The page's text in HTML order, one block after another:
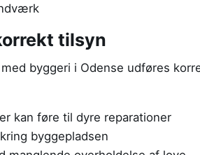
tilsyn
byggeri i Odense udføres
kan føre til dyre reparationer
byggepladsen